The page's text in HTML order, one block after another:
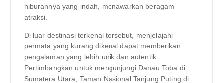
hiburannya yang indah, menawarkan beragam
atraksi.
Di luar destinasi terkenal tersebut, menjelajahi
permata yang kurang dikenal dapat memberikan
pengalaman yang lebih unik dan autentik.
Pertimbangkan untuk mengunjungi Danau Toba di
Sumatera Utara, Taman Nasional Tanjung Puting di